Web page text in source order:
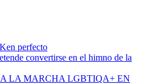
perfecto
convertirse en el himno de la
LA MARCHA LGBTIQA+ EN